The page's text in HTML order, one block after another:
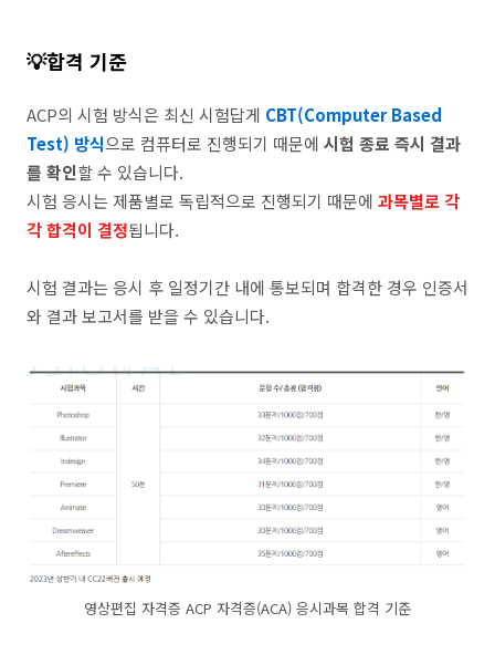
💡합격 기준
ACP의 시험 방식은 최신 시험답게 CBT(Computer Based
Test) 방식으로 컴퓨터로 진행되기 때문에 시험 종료 즉시 결과
를 확인할 수 있습니다.
시험 응시는 제품별로 독립적으로 진행되기 때문에 과목별로 각
각 합격이 결정됩니다.
시험 결과는 응시 후 일정기간 내에 통보되며 합격한 경우 인증서
와 결과 보고서를 받을 수 있습니다.
영상편집 자격증 ACP 자격증(ACA) 응시과목 합격 기준